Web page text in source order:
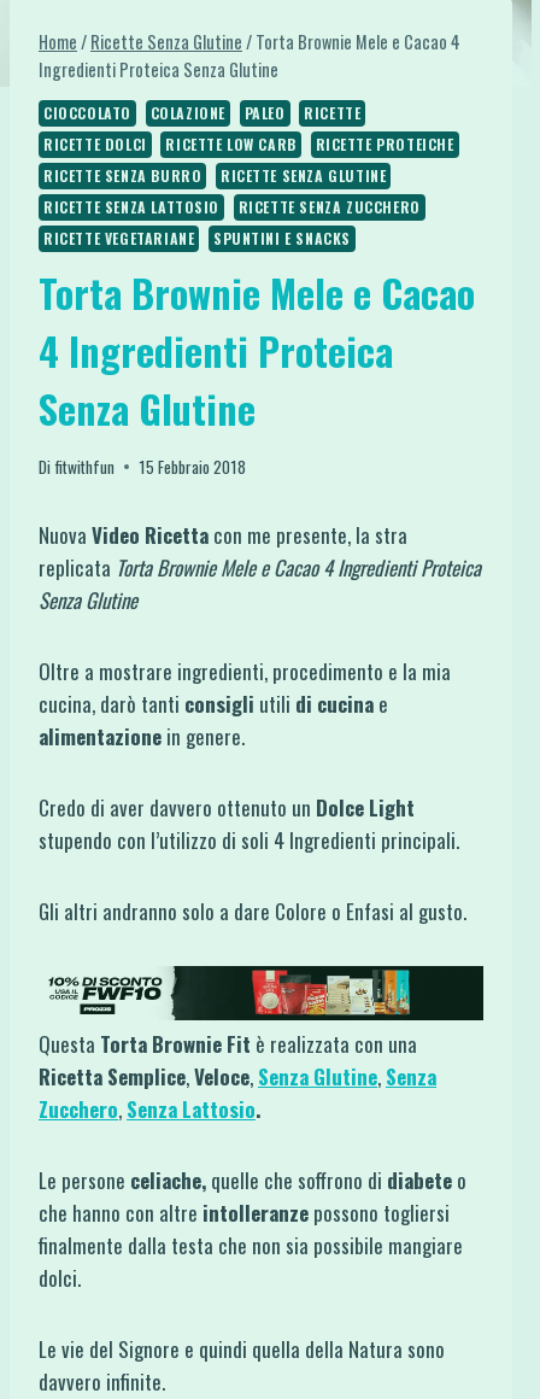
Home/Ricette Senza Glutine/Torta Brownie Mele e Cacao 4
Ingredienti Proteica Senza Glutine
CIOCCOLATO COLAZIONE PALEO
RICETTE
RICETTE DOLCI
RICETTE LOW CARB
RICETTE PROTEICHE
RICETTE SENZA BURRO
RICETTE SENZA GLUTINE
RICETTE SENZA LATTOSIO
RICETTE SENZA ZUCCHERO
RICETTE VEGETARIANE
SPUNTINI E SNACKS
Torta Brownie Mele e Cacao
4 Ingredienti Proteica
Senza Glutine
Difitwithfun 15 Febbraio 2018
Nuova Video Ricetta con me presente, la stra
replicata Torta Brownie Mele e Cacao 4 Ingredienti Proteica
Senza Glutine
Oltre a mostrare ingredienti, procedimento e la mia
cucina, darò tanti consigli utili di cucina e
alimentazione in genere.
Credo di aver davvero ottenuto un Dolce Light
stupendo con l’utilizzo di soli 4 Ingredienti principali.
Gli altri andranno solo a dare Colore o Enfasi al gusto.
Questa Torta Brownie Fit è realizzata con una
Ricetta Semplice,Veloce, Senza Glutine, Senza
Zucchero, Senza Lattosio.
Le persone celiache, quelle che soffrono di diabete o
che hanno con altre intolleranze possono togliersi
finalmente dalla testa che non sia possibile mangiare
dolci.
Le vie del Signore e quindi quella della Natura sono
davvero infinite.